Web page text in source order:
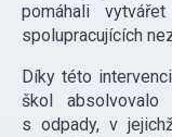
pomáhali
spolupracujících
Díky této
škol absolvovalo
s odpady, v